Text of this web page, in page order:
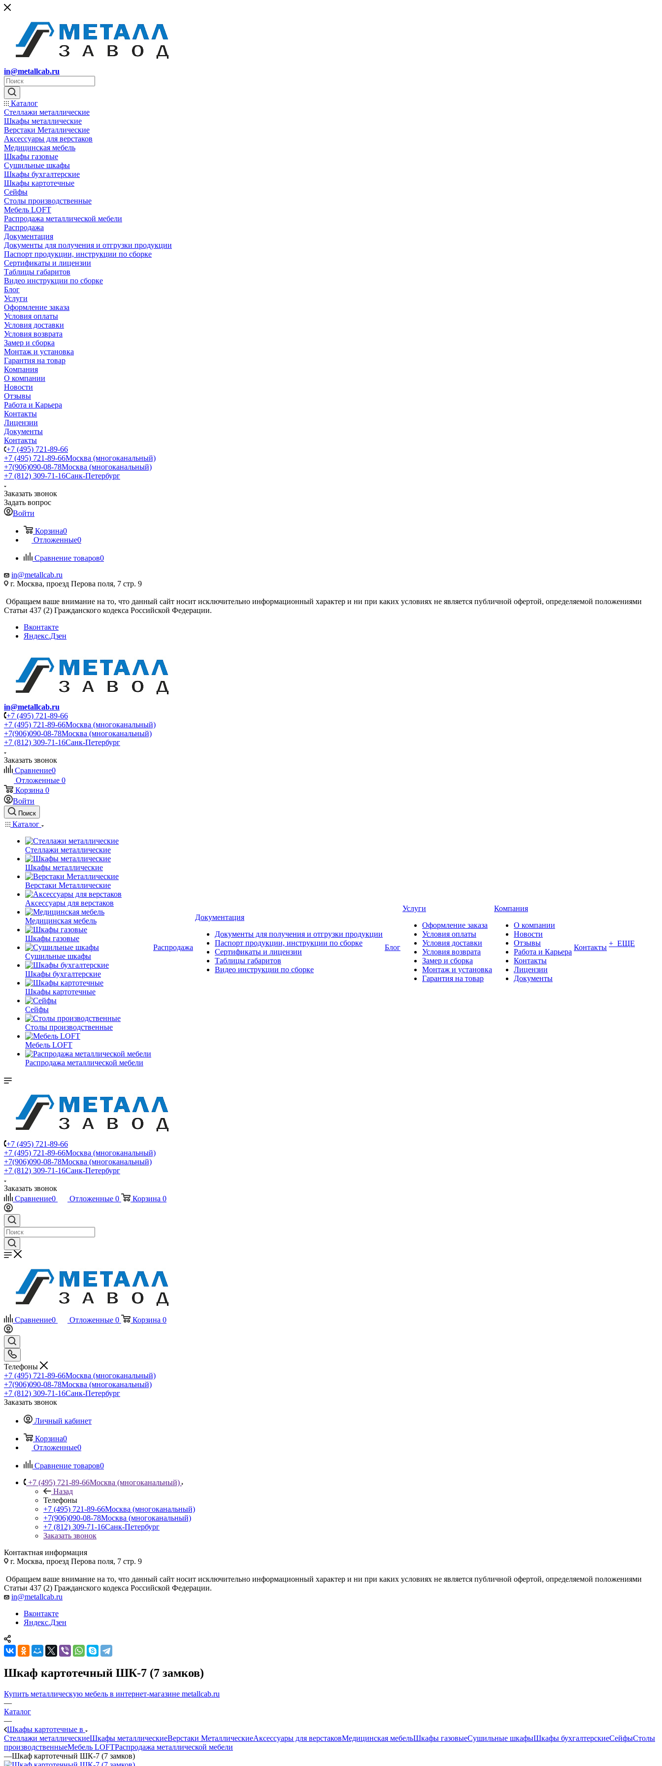
in@metallcab.ru
Каталог
Стеллажи металлические
Шкафы металлические
Верстаки Металлические
Аксессуары для верстаков
Медицинская мебель
Шкафы газовые
Сушильные шкафы
Шкафы бухгалтерские
Шкафы картотечные
Сейфы
Столы производственные
Мебель LOFT
Распродажа металлической мебели
Распродажа
Документация
Документы для получения и отгрузки продукции
Паспорт продукции, инструкции по сборке
Сертификаты и лицензии
Таблицы габаритов
Видео инструкции по сборке
Блог
Услуги
Оформление заказа
Условия оплаты
Условия доставки
Условия возврата
Замер и сборка
Монтаж и установка
Гарантия на товар
Компания
О компании
Новости
Отзывы
Работа и Карьера
Контакты
Лицензии
Документы
Контакты
+7 (495) 721-89-66
+7 (495) 721-89-66Москва (многоканальный)
+7(906)090-08-78Москва (многоканальный)
+7 (812) 309-71-16Санк-Петербург
Заказать звонок
Задать вопрос
Войти
Корзина0
Отложенные0
Сравнение товаров0
in@metallcab.ru
г. Москва, проезд Перова поля, 7 стр. 9
Обращаем ваше внимание на то, что данный сайт носит исключительно информационный характер и ни при каких условиях не является публичной офертой, определяемой положениями
Статьи 437 (2) Гражданского кодекса Российской Федерации.
Вконтакте
Яндекс.Дзен
in@metallcab.ru
+7 (495) 721-89-66
+7 (495) 721-89-66Москва (многоканальный)
+7(906)090-08-78Москва (многоканальный)
+7 (812) 309-71-16Санк-Петербург
Заказать звонок
Сравнение0
Отложенные 0
Корзина 0
Войти
Поиск
Каталог
Стеллажи металлические
Шкафы металлические
Верстаки Металлические
Аксессуары для верстаков
Медицинская мебель
Шкафы газовые
Сушильные шкафы
Шкафы бухгалтерские
Шкафы картотечные
Сейфы
Столы производственные
Мебель LOFT
Распродажа металлической мебели
Распродажа
Документация
Документы для получения и отгрузки продукции
Паспорт продукции, инструкции по сборке
Сертификаты и лицензии
Таблицы габаритов
Видео инструкции по сборке
Блог
Услуги
Оформление заказа
Условия оплаты
Условия доставки
Условия возврата
Замер и сборка
Монтаж и установка
Гарантия на товар
Компания
О компании
Новости
Отзывы
Работа и Карьера
Контакты
Лицензии
Документы
Контакты + ЕЩЕ
+7 (495) 721-89-66
+7 (495) 721-89-66Москва (многоканальный)
+7(906)090-08-78Москва (многоканальный)
+7 (812) 309-71-16Санк-Петербург
Заказать звонок
Сравнение0 Отложенные 0 Корзина 0
Сравнение0 Отложенные 0 Корзина 0
Телефоны
+7 (495) 721-89-66Москва (многоканальный)
+7(906)090-08-78Москва (многоканальный)
+7 (812) 309-71-16Санк-Петербург
Заказать звонок
Личный кабинет
Корзина0
Отложенные0
Сравнение товаров0
+7 (495) 721-89-66Москва (многоканальный)
Назад
Телефоны
+7 (495) 721-89-66Москва (многоканальный)
+7(906)090-08-78Москва (многоканальный)
+7 (812) 309-71-16Санк-Петербург
Заказать звонок
Контактная информация
г. Москва, проезд Перова поля, 7 стр. 9
Обращаем ваше внимание на то, что данный сайт носит исключительно информационный характер и ни при каких условиях не является публичной офертой, определяемой положениями
Статьи 437 (2) Гражданского кодекса Российской Федерации.
in@metallcab.ru
Вконтакте
Яндекс.Дзен
Шкаф картотечный ШК-7 (7 замков)
Купить металлическую мебель в интернет-магазине metallcab.ru
—
Каталог
—
Шкафы картотечные в
Стеллажи металлическиеШкафы металлическиеВерстаки МеталлическиеАксессуары для верстаковМедицинская мебельШкафы газовыеСушильные шкафыШкафы бухгалтерскиеСейфыСтолы
производственныеМебель LOFTРаспродажа металлической мебели
—Шкаф картотечный ШК-7 (7 замков)